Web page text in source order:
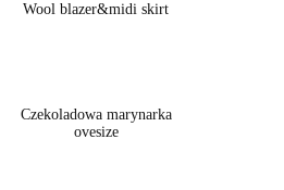
Wool blazer&midi skirt
Czekoladowa marynarka
ovesize